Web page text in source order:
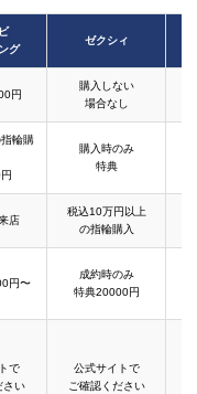
グ
ゼクシィ
円
購入しない
場合なし
輪購
購入時のみ
特典
店
税込10万円以上
の指輪購入
円〜
成約時のみ
特典20000円
で
さい
公式サイトで
ご確認ください